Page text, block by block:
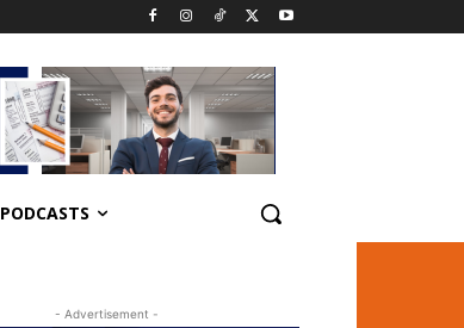
PODCASTS
- Advertisement -